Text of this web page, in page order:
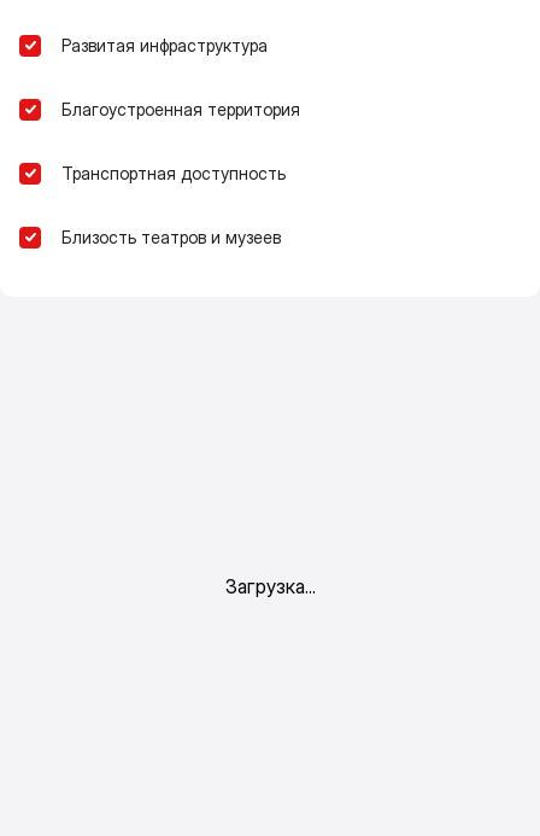
Развитая инфраструктура
Благоустроенная территория
Транспортная доступность
Близость театров и музеев